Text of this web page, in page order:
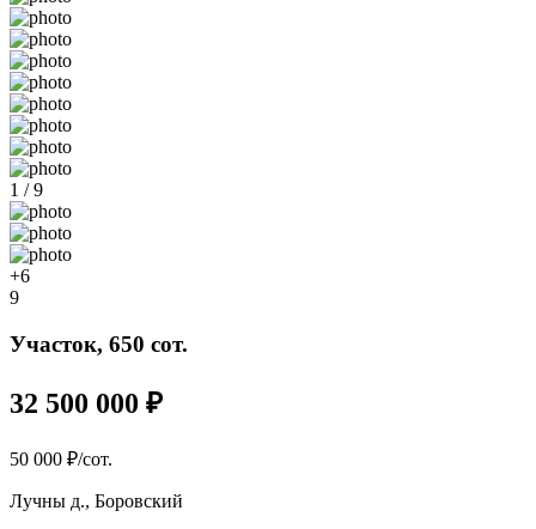
1 / 9
+6
9
Участок, 650 сот.
32 500 000 ₽
50 000 ₽/сот.
Лучны д., Боровский